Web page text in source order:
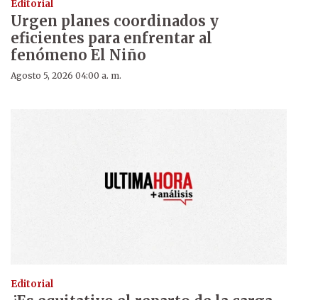
Editorial
Urgen planes coordinados y
eficientes para enfrentar al
fenómeno El Niño
Agosto 5, 2026 04:00 a. m.
Editorial